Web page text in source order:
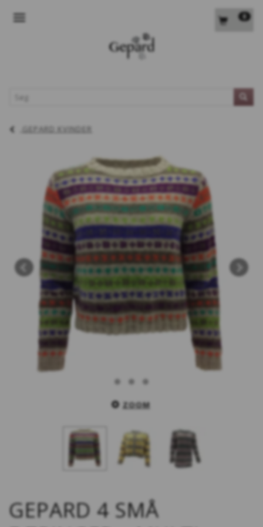
0
GEPARD KVINDER
ZOOM
GEPARD 4 SMÅ